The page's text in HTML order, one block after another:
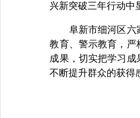
兴新突破三年行动中
阜新市细河区六家
教育、警示教育，严
成果，切实把学习
不断提升群众的获得